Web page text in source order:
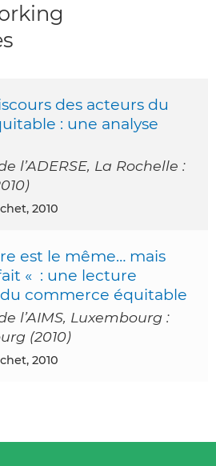
des acteurs du
: une analyse
l’ADERSE, La Rochelle :
2010
est le même… mais
« : une lecture
commerce équitable
l’AIMS, Luxembourg :
(2010)
2010